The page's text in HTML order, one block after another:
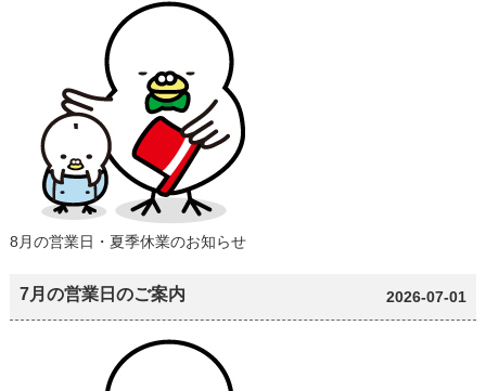
8月の営業日・夏季休業のお知らせ
7月の営業日のご案内 2026-07-01